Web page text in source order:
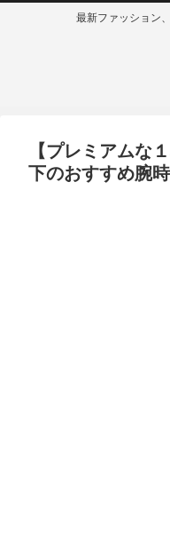
最新ファッション
【プレミアムな
下のおすすめ腕